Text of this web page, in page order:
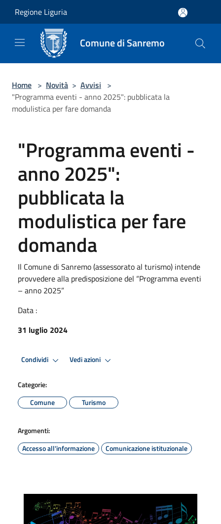
Regione Liguria
Comune di Sanremo
Home > Novità > Avvisi >
"Programma eventi - anno 2025": pubblicata la
modulistica per fare domanda
"Programma eventi -
anno 2025":
pubblicata la
modulistica per fare
domanda
Il Comune di Sanremo (assessorato al turismo) intende
provvedere alla predisposizione del “Programma eventi
– anno 2025”
Data :
31 luglio 2024
Condividi Vedi azioni
Categorie:
Comune
Turismo
Argomenti:
Accesso all'informazione
Comunicazione istituzionale